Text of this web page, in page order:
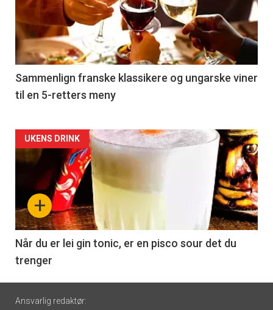
nå
-
5
Sammenlign franske klassikere og ungarske viner
til en 5-retters meny
Forsiden
akkurat
nå
-
6
+
UKENS DRINK
Når du er lei gin tonic, er en pisco sour det du
trenger
Footer
Ansvarlig redaktør: